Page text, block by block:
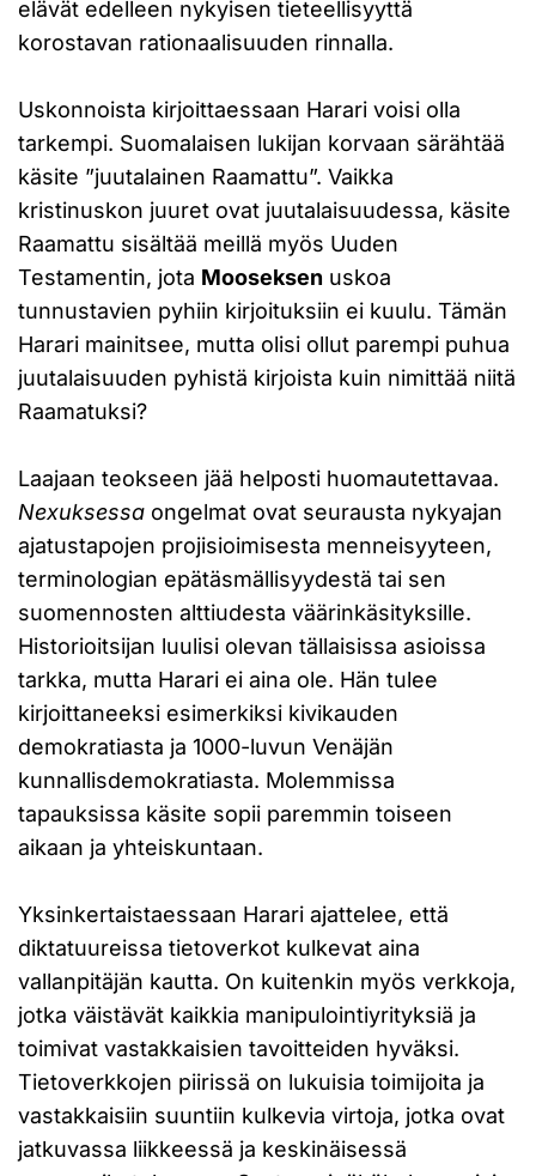
elävät edelleen nykyisen tieteellisyyttä
korostavan rationaalisuuden rinnalla.
Uskonnoista kirjoittaessaan Harari voisi olla
tarkempi. Suomalaisen lukijan korvaan särähtää
käsite ”juutalainen Raamattu”. Vaikka
kristinuskon juuret ovat juutalaisuudessa, käsite
Raamattu sisältää meillä myös Uuden
Testamentin, jota Mooseksen uskoa
tunnustavien pyhiin kirjoituksiin ei kuulu. Tämän
Harari mainitsee, mutta olisi ollut parempi puhua
juutalaisuuden pyhistä kirjoista kuin nimittää niitä
Raamatuksi?
Laajaan teokseen jää helposti huomautettavaa.
Nexuksessa ongelmat ovat seurausta nykyajan
ajatustapojen projisioimisesta menneisyyteen,
terminologian epätäsmällisyydestä tai sen
suomennosten alttiudesta väärinkäsityksille.
Historioitsijan luulisi olevan tällaisissa asioissa
tarkka, mutta Harari ei aina ole. Hän tulee
kirjoittaneeksi esimerkiksi kivikauden
demokratiasta ja 1000-luvun Venäjän
kunnallisdemokratiasta. Molemmissa
tapauksissa käsite sopii paremmin toiseen
aikaan ja yhteiskuntaan.
Yksinkertaistaessaan Harari ajattelee, että
diktatuureissa tietoverkot kulkevat aina
vallanpitäjän kautta. On kuitenkin myös verkkoja,
jotka väistävät kaikkia manipulointiyrityksiä ja
toimivat vastakkaisien tavoitteiden hyväksi.
Tietoverkkojen piirissä on lukuisia toimijoita ja
vastakkaisiin suuntiin kulkevia virtoja, jotka ovat
jatkuvassa liikkeessä ja keskinäisessä